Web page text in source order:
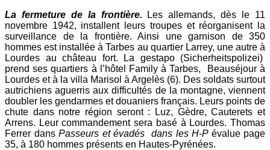
La fermeture de la frontière.
Les allemands, dès le 11
novembre 1942, installent leurs troupes et réorganisent la
surveillance de la frontière. Ainsi une garnison de 350
hommes est installée à Tarbes au quartier Larrey, une autre à
Lourdes au château fort. La gestapo (Sicherheitspolizei)
prend ses quartiers à l’hôtel Family à Tarbes, Beauséjour à
Lourdes et à la villa Marisol à Argelès (6). Des soldats surtout
autrichiens aguerris aux difficultés de la montagne, viennent
doubler les gendarmes et douaniers français. Leurs points de
chute dans notre région seront : Luz, Gèdre, Cauterets et
Arrens. Leur commandement sera basé à Lourdes. Thomas
Ferrer dans Passeurs et évadés dans les H-P évalue page
35, à 180 hommes présents en Hautes-Pyrénées.